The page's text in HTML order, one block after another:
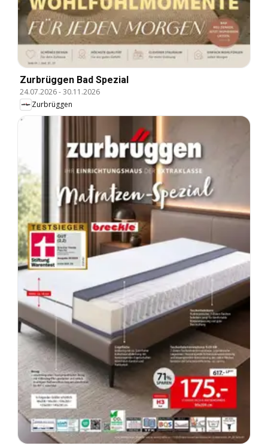
Zurbrüggen Bad Spezial
24.07.2026-30.11.2026
Zurbrüggen